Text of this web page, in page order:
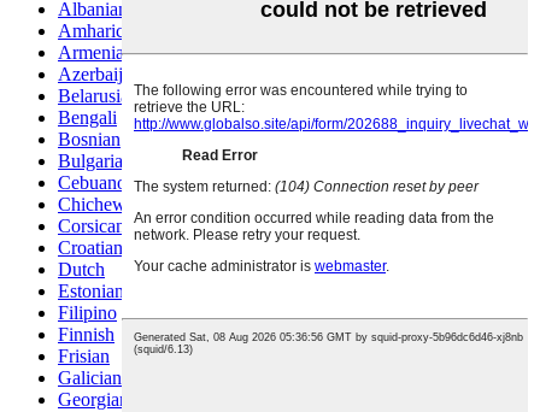
Albanian
Amharic
Armenian
Azerbaijani
Belarusian
Bengali
Bosnian
Bulgarian
Cebuano
Chichewa
Corsican
Croatian
Dutch
Estonian
Filipino
Finnish
Frisian
Galician
Georgian